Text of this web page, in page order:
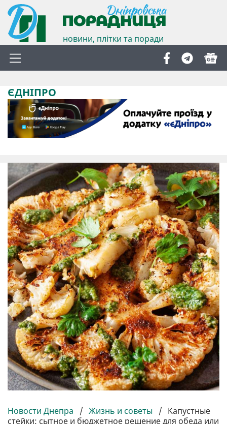
новини, плітки та поради
ЄДНІПРО
Новости Днепра / Жизнь и советы / Капустные
стейки: сытное и бюджетное решение для обеда или